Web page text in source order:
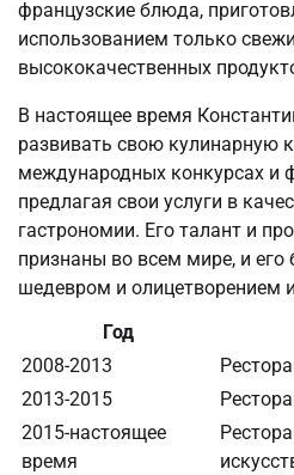
французские блюда,
использованием только
высококачественных
В настоящее время
развивать свою кулинарную
международных конкурсах и
предлагая свои услуги в
гастрономии. Его талант и
признаны во всем мире, и
шедевром и олицетворением
Год
2008-2013
2013-2015
2015-настоящее
время